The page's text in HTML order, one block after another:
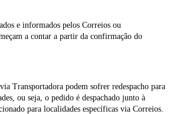
e informados pelos Correios ou
a contar a partir da confirmação do
Transportadora podem sofrer redespacho para
ou seja, o pedido é despachado junto à
para localidades específicas via Correios.